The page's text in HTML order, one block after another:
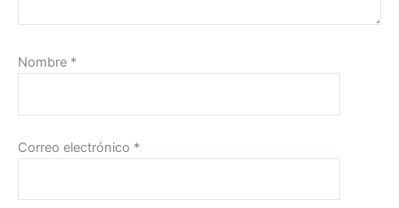
Nombre *
Correo electrónico *